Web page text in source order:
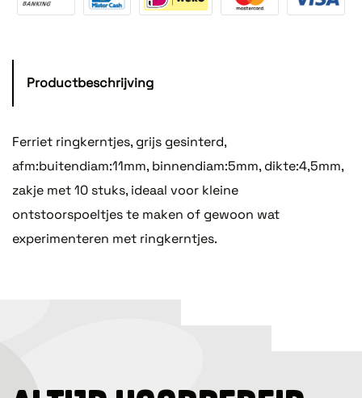
Productbeschrijving
Ferriet ringkerntjes, grijs gesinterd,
afm:buitendiam:11mm, binnendiam:5mm, dikte:4,5mm,
zakje met 10 stuks, ideaal voor kleine
ontstoorspoeltjes te maken of gewoon wat
experimenteren met ringkerntjes.